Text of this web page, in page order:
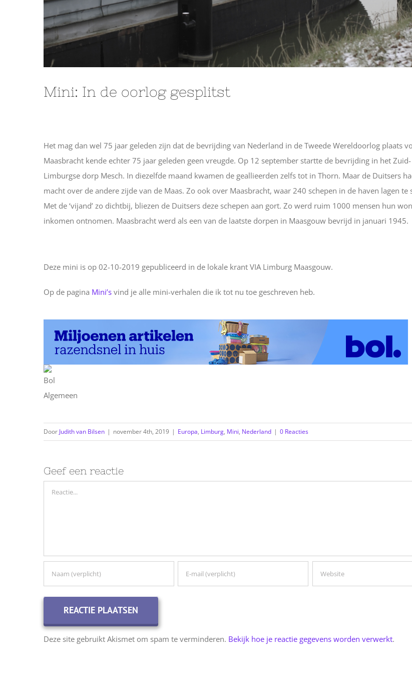
Mini: In de oorlog gesplitst
Het mag dan wel 75 jaar geleden zijn dat de bevrijding van Nederland in de Tweede Wereldoorlog plaats
Maasbracht kende echter 75 jaar geleden geen vreugde. Op 12 september startte de bevrijding in het Zuid-
Limburgse dorp Mesch. In diezelfde maand kwamen de geallieerden zelfs tot in Thorn. Maar de Duitsers
macht over de andere zijde van de Maas. Zo ook over Maasbracht, waar 240 schepen in de haven lagen te
Met de ‘vijand’ zo dichtbij, bliezen de Duitsers deze schepen aan gort. Zo werd ruim 1000 mensen hun
inkomen ontnomen. Maasbracht werd als een van de laatste dorpen in Maasgouw bevrijd in januari 1945.
Deze mini is op 02-10-2019 gepubliceerd in de lokale krant VIA Limburg Maasgouw.
Op de pagina Mini’s vind je alle mini-verhalen die ik tot nu toe geschreven heb.
Door Judith van Bilsen | november 4th, 2019 | Europa, Limburg, Mini, Nederland | 0 Reacties
Geef een reactie
Reactie
Deze site gebruikt Akismet om spam te verminderen. Bekijk hoe je reactie gegevens worden verwerkt.